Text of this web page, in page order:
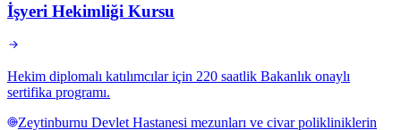
İşyeri Hekimliği Kursu
Hekim diplomalı katılımcılar için 220 saatlik Bakanlık onaylı
sertifika programı.
Zeytinburnu Devlet Hastanesi mezunları ve civar polikliniklerin